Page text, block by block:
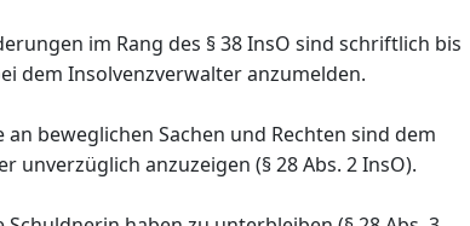
im Rang des § 38 InsO sind schriftlich bis
dem Insolvenzverwalter anzumelden.
beweglichen Sachen und Rechten sind dem
unverzüglich anzuzeigen (§ 28 Abs. 2 InsO).